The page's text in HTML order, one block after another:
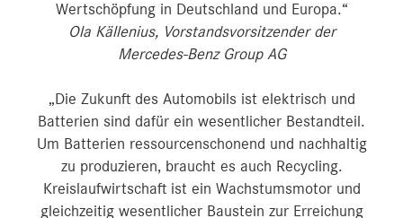
Wertschöpfung in Deutschland und Europa.“
Ola Källenius, Vorstandsvorsitzender der
Mercedes-Benz Group AG
„Die Zukunft des Automobils ist elektrisch und
Batterien sind dafür ein wesentlicher Bestandteil.
Um Batterien ressourcenschonend und nachhaltig
zu produzieren, braucht es auch Recycling.
Kreislaufwirtschaft ist ein Wachstumsmotor und
gleichzeitig wesentlicher Baustein zur Erreichung